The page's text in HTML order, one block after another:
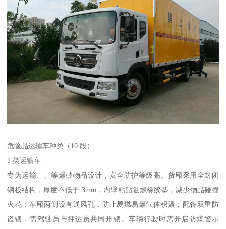
危险品运输车种类（10 段）​
1 类运输车​
专为运输、、等爆破物品设计，安全防护等级高。货厢采用全封闭
钢板结构，厚度不低于 3mm，内壁粘贴阻燃橡胶垫，减少物品碰撞
火花；车厢两侧设有通风孔，防止易燃易爆气体积聚；配备双重防
盗锁，需驾驶员与押运员共同开锁。车辆行驶时需开启防爆警示